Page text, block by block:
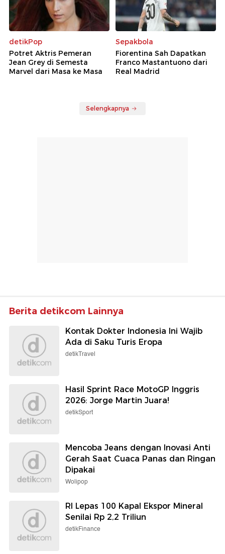
detikPop
Potret Aktris Pemeran
Jean Grey di Semesta
Marvel dari Masa ke Masa
Sepakbola
Fiorentina Sah Dapatkan
Franco Mastantuono dari
Real Madrid
Selengkapnya
Berita detikcom Lainnya
Kontak Dokter Indonesia Ini Wajib
Ada di Saku Turis Eropa
detikTravel
Hasil Sprint Race MotoGP Inggris
2026: Jorge Martin Juara!
detikSport
Mencoba Jeans dengan Inovasi Anti
Gerah Saat Cuaca Panas dan Ringan
Dipakai
Wolipop
RI Lepas 100 Kapal Ekspor Mineral
Senilai Rp 2,2 Triliun
detikFinance